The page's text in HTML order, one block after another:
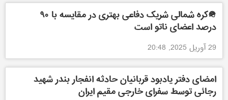
🪖کره شمالی شریک دفاعی بهتری در مقایسه با ۹۰
درصد اعضای ناتو است
29 آوریل 2025, 20:48
امضای دفتر یادبود قربانیان حادثه انفجار بندر شهید
رجائی توسط سفرای خارجی مقیم ایران